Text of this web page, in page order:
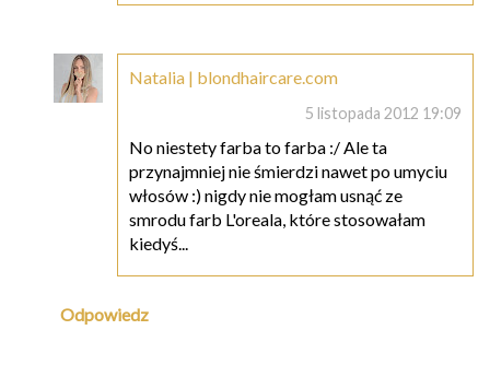
Natalia | blondhaircare.com
5 listopada 2012 19:09
No niestety farba to farba :/ Ale ta
przynajmniej nie śmierdzi nawet po umyciu
włosów :) nigdy nie mogłam usnąć ze
smrodu farb L'oreala, które stosowałam
kiedyś...
Odpowiedz